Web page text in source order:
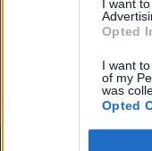
I want
Opted
I want
of my
was
Opted